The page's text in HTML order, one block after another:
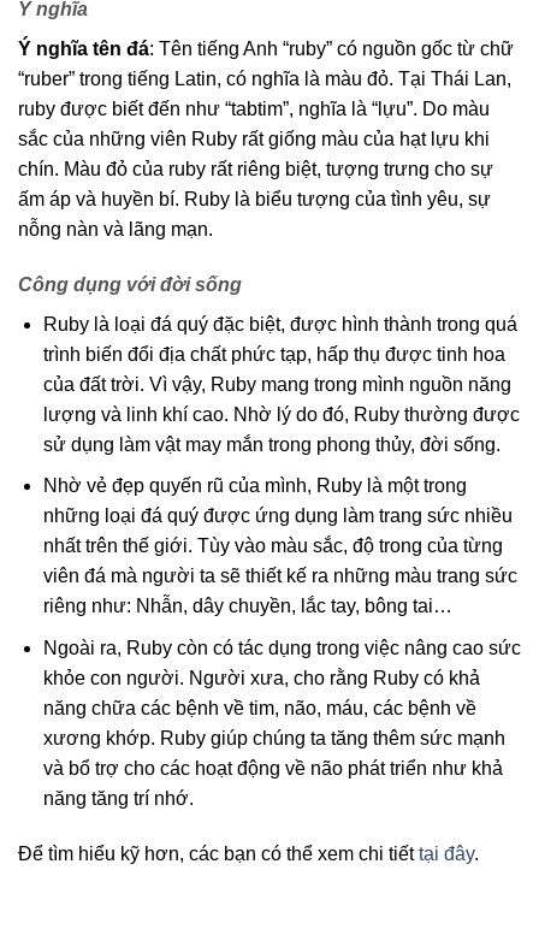
Ý nghĩa
Ý nghĩa tên đá: Tên tiếng Anh “ruby” có nguồn gốc từ chữ
“ruber” trong tiếng Latin, có nghĩa là màu đỏ. Tại Thái Lan,
ruby ​​được biết đến như “tabtim”, nghĩa là “lựu”. Do màu
sắc của những viên Ruby rất giống màu của hạt lựu khi
chín. Màu đỏ của ruby rất riêng biệt, tượng trưng cho sự
ấm áp và huyền bí. Ruby là biểu tượng của tình yêu, sự
nỗng nàn và lãng mạn.
Công dụng với đời sống
Ruby là loại đá quý đặc biệt, được hình thành trong quá
trình biến đổi địa chất phức tạp, hấp thụ được tinh hoa
của đất trời. Vì vậy, Ruby mang trong mình nguồn năng
lượng và linh khí cao. Nhờ lý do đó, Ruby thường được
sử dụng làm vật may mắn trong phong thủy, đời sống.
Nhờ vẻ đẹp quyến rũ của mình, Ruby là một trong
những loại đá quý được ứng dụng làm trang sức nhiều
nhất trên thế giới. Tùy vào màu sắc, độ trong của từng
viên đá mà người ta sẽ thiết kế ra những màu trang sức
riêng như: Nhẫn, dây chuyền, lắc tay, bông tai…
Ngoài ra, Ruby còn có tác dụng trong việc nâng cao sức
khỏe con người. Người xưa, cho rằng Ruby có khả
năng chữa các bệnh về tim, não, máu, các bệnh về
xương khớp. Ruby giúp chúng ta tăng thêm sức mạnh
và bổ trợ cho các hoạt động về não phát triển như khả
năng tăng trí nhớ.
Để tìm hiểu kỹ hơn, các bạn có thể xem chi tiếttại đây.